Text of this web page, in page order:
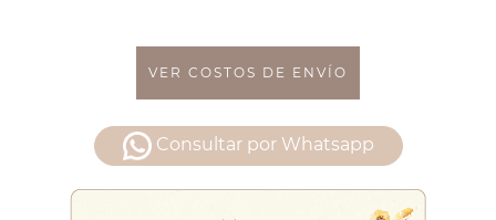
VER COSTOS DE ENVÍO
Consultar por Whatsapp